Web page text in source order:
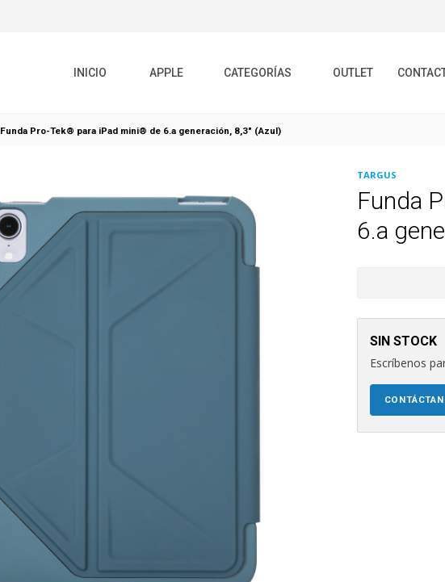
INICIO APPLE CATEGORÍAS OUTLET
Funda Pro-Tek® para iPad mini® de 6.a generación, 8,3" (Azul)
TARGUS
Funda
6.a
SIN STOCK
Escríbenos